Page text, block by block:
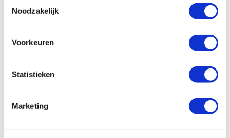
Noodzakelijk
Voorkeuren
Statistieken
Marketing
slechts ter illustratie. De aangegeven hoeveelheid bedden is geen
garantie dat de maximale bezetting voldoende comfortabel is.
beschrijving en tekeningen en ook tussentijds gewijzigd worden.